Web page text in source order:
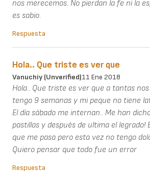
nos merecemos. No pierdan la fe ni la
es sabio.
Respuesta
Hola.. Que triste es ver que
Vanuchiy (unverified)11 Ene 2018
Hola.. Que triste es ver que a tantas nos
tengo 9 semanas y mi peque no tiene
El día sábado me internan.. Me han
pastillas y después de ultima el legrado!
que me pasa pero esta vez no tengo
Quiero pensar que todo fue un error
Respuesta